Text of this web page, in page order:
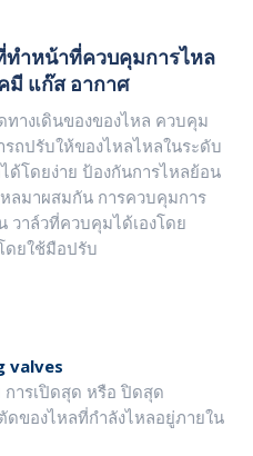
ทำหน้าที่ควบคุมการไหล
มี แก๊ส อากาศ
างเดินของของไหล ควบคุม
ถปรับให้ของไหลไหลในระดับ
ด้โดยง่าย ป้องกันการไหลย้อน
ลมาผสมกัน การควบคุมการ
วาล์วที่ควบคุมได้เองโดย
ดยใช้มือปรับ
valves
การเปิดสุด หรือ ปิดสุด
ดของไหลที่กำลังไหลอยู่ภายใน